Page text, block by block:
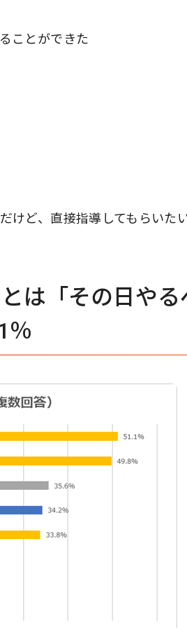
ことができた
けど、直接指導してもらいた
は「その日やる
％